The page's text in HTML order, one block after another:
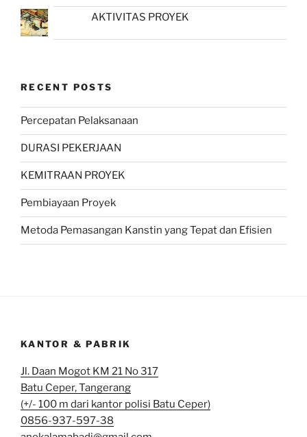
AKTIVITAS PROYEK
RECENT POSTS
Percepatan Pelaksanaan
DURASI PEKERJAAN
KEMITRAAN PROYEK
Pembiayaan Proyek
Metoda Pemasangan Kanstin yang Tepat dan Efisien
KANTOR & PABRIK
Jl. Daan Mogot KM 21 No 317
Batu Ceper, Tangerang
(+/- 100 m dari kantor polisi Batu Ceper)
0856-937-597-38